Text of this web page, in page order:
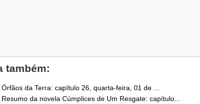
também:
Órfãos da Terra: capítulo 26, quarta-feira, 01 de ...
Resumo da novela Cúmplices de Um Resgate: capítulo...